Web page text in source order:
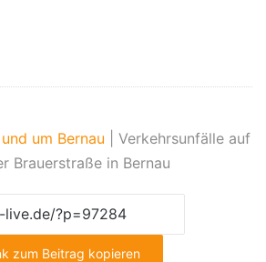
um Bernau
Verkehrsunfälle auf
Brauerstraße in Bernau
zum Beitrag kopieren